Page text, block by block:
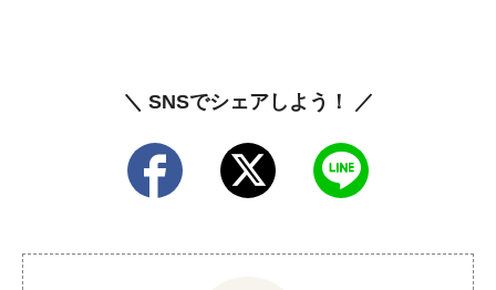
＼ SNSでシェアしよう！ ／